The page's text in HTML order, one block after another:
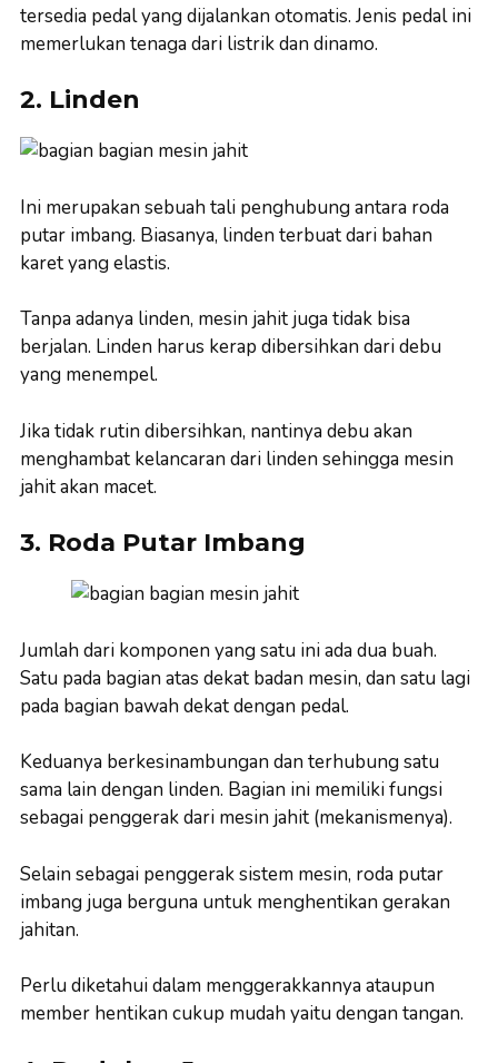
tersedia pedal yang dijalankan otomatis. Jenis pedal ini
memerlukan tenaga dari listrik dan dinamo.
2. Linden
Ini merupakan sebuah tali penghubung antara roda
putar imbang. Biasanya, linden terbuat dari bahan
karet yang elastis.
Tanpa adanya linden, mesin jahit juga tidak bisa
berjalan. Linden harus kerap dibersihkan dari debu
yang menempel.
Jika tidak rutin dibersihkan, nantinya debu akan
menghambat kelancaran dari linden sehingga mesin
jahit akan macet.
3. Roda Putar Imbang
Jumlah dari komponen yang satu ini ada dua buah.
Satu pada bagian atas dekat badan mesin, dan satu lagi
pada bagian bawah dekat dengan pedal.
Keduanya berkesinambungan dan terhubung satu
sama lain dengan linden. Bagian ini memiliki fungsi
sebagai penggerak dari mesin jahit (mekanismenya).
Selain sebagai penggerak sistem mesin, roda putar
imbang juga berguna untuk menghentikan gerakan
jahitan.
Perlu diketahui dalam menggerakkannya ataupun
member hentikan cukup mudah yaitu dengan tangan.